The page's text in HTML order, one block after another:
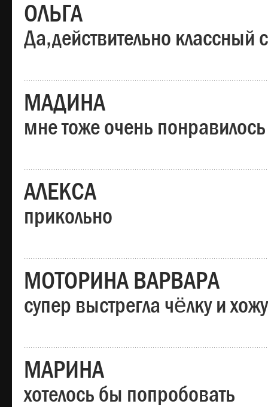
ОЛЬГА
Да,действительно классный
МАДИНА
мне тоже очень
АЛЕКСА
прикольно
МОТОРИНА ВАРВАРА
супер выстрегла чёлку и
МАРИНА
хотелось бы попробовать